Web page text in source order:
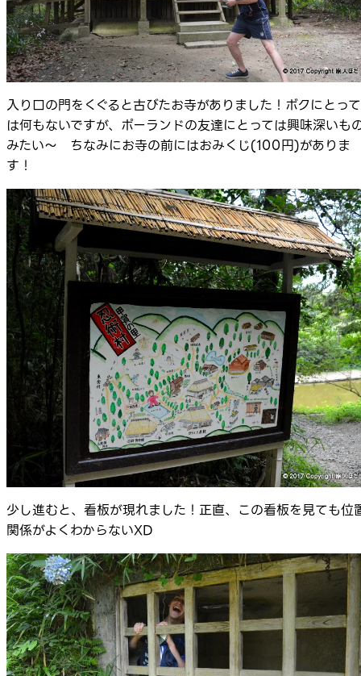
入り口の門をくぐると古びたお寺がありました！ボクにとって
は何もないですが、ポーランドの友達にとっては興味深いも
みたい～ ちなみにお寺の前にはおみくじ(100円)がありま
す！
少し進むと、看板が現れました！正直、この看板を見ても位
関係がよくわからないXD